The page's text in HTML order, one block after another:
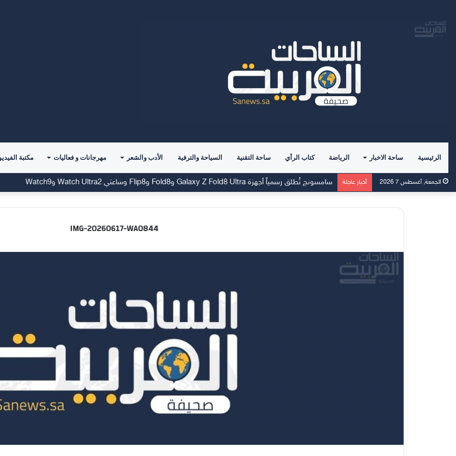
الرئيسية ساحة الاخبار الرياضة كتاب الرأي ساحة التقنية السياحة والترفية الأدب والشعر مهرجانات و فعاليات مكتبة
الجمعة, أغسطس 7 2026 أخبار عاجلة سامسونج تُطلق رسمياً أجهزة Galaxy Z Fold8 Ultra وFold8 وFlip8 وساعتي Watch Ultra2 وWatch9
IMG-20260617-WA0844